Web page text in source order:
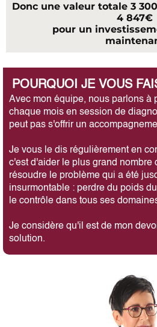
Donc une valeur totale 3
4 847€
pour un
POURQUOI JE VOUS
Avec mon équipe, nous parlons à
chaque mois en session de
peut pas s'offrir un
Je vous le dis régulièrement en
c'est d'aider le plus grand nombre
résoudre le problème qui a été
insurmontable : perdre du poids
le contrôle dans tous ses
Je considère qu'il est de mon
solution.